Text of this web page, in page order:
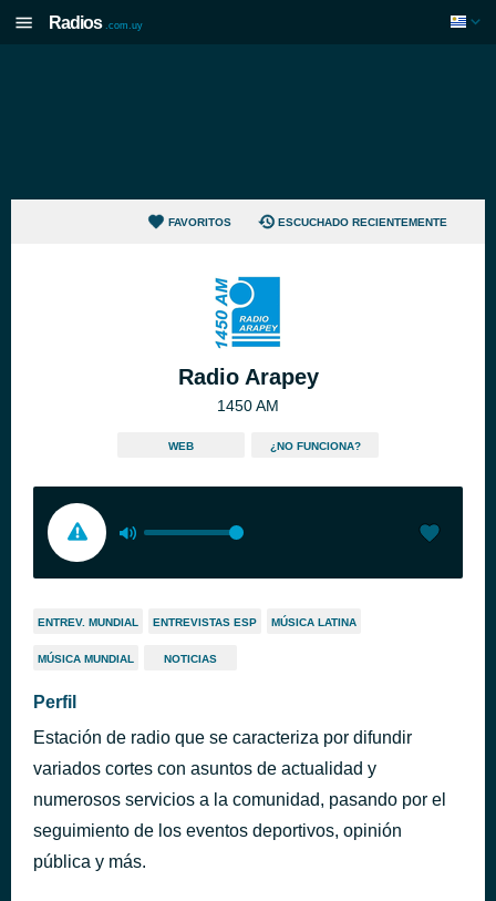
Radios .com.uy
FAVORITOS ESCUCHADO RECIENTEMENTE
Radio Arapey
1450 AM
WEB ¿NO FUNCIONA?
ENTREV. MUNDIAL ENTREVISTAS ESP MÚSICA LATINA
MÚSICA MUNDIAL NOTICIAS
Perfil
Estación de radio que se caracteriza por difundir
variados cortes con asuntos de actualidad y
numerosos servicios a la comunidad, pasando por el
seguimiento de los eventos deportivos, opinión
pública y más.